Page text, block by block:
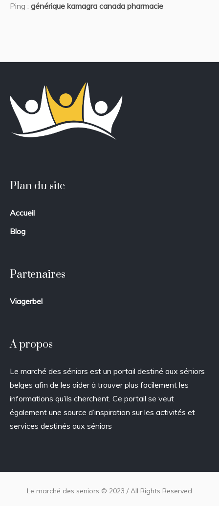
Ping : générique kamagra canada pharmacie
Plan du site
Accueil
Blog
Partenaires
Viagerbel
A propos
Le marché des séniors est un portail destiné aux séniors
belges afin de les aider à trouver plus facilement les
informations qu’ils cherchent. Ce portail se veut
également une source d’inspiration sur les activités et
services destinés aux séniors
Le marché des seniors © 2023 / All Rights Reserved